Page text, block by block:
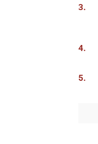
11:00
3.
4.
5.